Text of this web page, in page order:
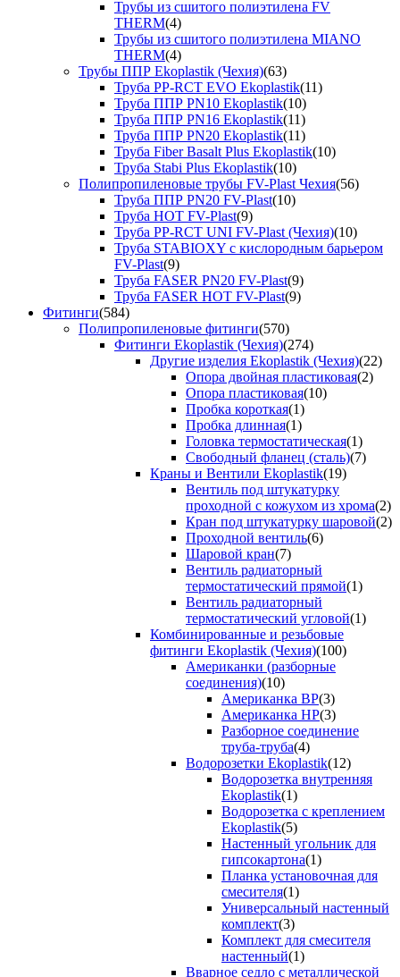
Трубы из сшитого полиэтилена FV
THERM(4)
Трубы из сшитого полиэтилена MIANO
THERM(4)
Трубы ППР Ekoplastik (Чехия)(63)
Труба PP-RCT EVO Ekoplastik(11)
Труба ППР PN10 Ekoplastik(10)
Труба ППР PN16 Ekoplastik(11)
Труба ППР PN20 Ekoplastik(11)
Труба Fiber Basalt Plus Ekoplastik(10)
Труба Stabi Plus Ekoplastik(10)
Полипропиленовые трубы FV-Plast Чехия(56)
Труба ППР PN20 FV-Plast(10)
Труба HOT FV-Plast(9)
Труба PP-RCT UNI FV-Plast (Чехия)(10)
Труба STABIOXY с кислородным барьером
FV-Plast(9)
Труба FASER PN20 FV-Plast(9)
Труба FASER HOT FV-Plast(9)
Фитинги(584)
Полипропиленовые фитинги(570)
Фитинги Ekoplastik (Чехия)(274)
Другие изделия Ekoplastik (Чехия)(22)
Опора двойная пластиковая(2)
Опора пластиковая(10)
Пробка короткая(1)
Пробка длинная(1)
Головка термостатическая(1)
Свободный фланец (сталь)(7)
Краны и Вентили Ekoplastik(19)
Вентиль под штукатурку
проходной с кожухом из хрома(2)
Кран под штукатурку шаровой(2)
Проходной вентиль(6)
Шаровой кран(7)
Вентиль радиаторный
термостатический прямой(1)
Вентиль радиаторный
термостатический угловой(1)
Комбинированные и резьбовые
фитинги Ekoplastik (Чехия)(100)
Американки (разборные
соединения)(10)
Американка ВР(3)
Американка НР(3)
Разборное соединение
труба-труба(4)
Водорозетки Ekoplastik(12)
Водорозетка внутренняя
Ekoplastik(1)
Водорозетка с креплением
Ekoplastik(5)
Настенный угольник для
гипсокартона(1)
Планка установочная для
смесителя(1)
Универсальный настенный
комплект(3)
Комплект для смесителя
настенный(1)
Вварное седло с металлической